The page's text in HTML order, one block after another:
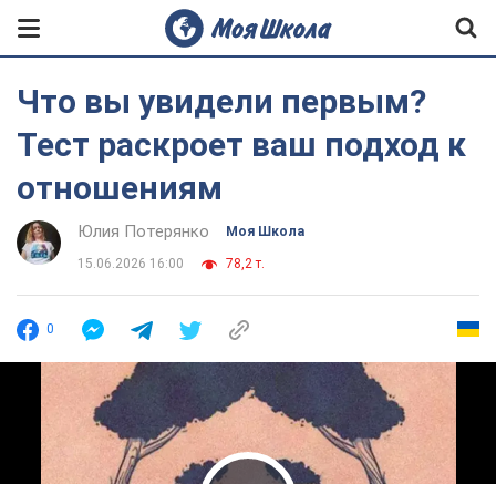
Что вы увидели первым?
Тест раскроет ваш подход к
отношениям
Юлия Потерянко Моя Школа
15.06.2026 16:00 78,2 т.
0